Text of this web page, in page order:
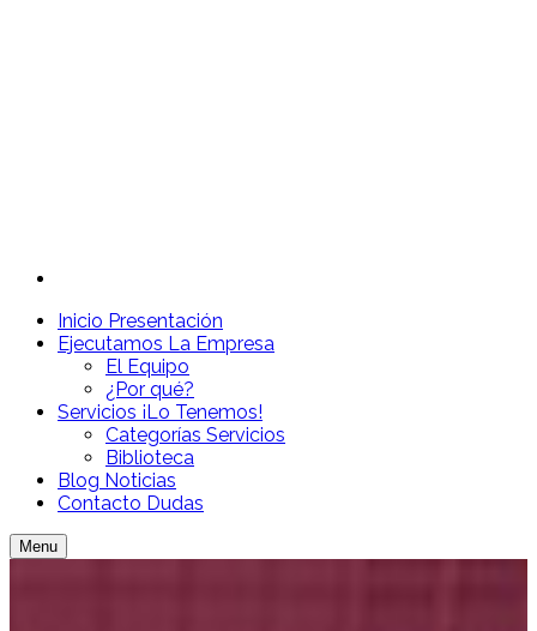
Inicio Presentación
Ejecutamos La Empresa
El Equipo
¿Por qué?
Servicios ¡Lo Tenemos!
Categorías Servicios
Biblioteca
Blog Noticias
Contacto Dudas
Menu